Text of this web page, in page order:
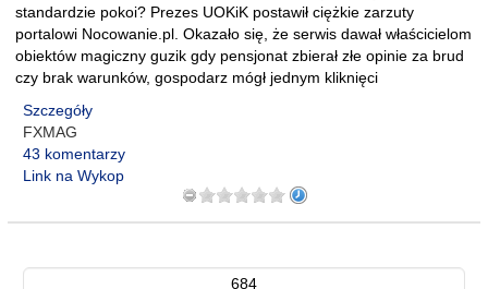
standardzie pokoi? Prezes UOKiK postawił ciężkie zarzuty
portalowi Nocowanie.pl. Okazało się, że serwis dawał właścicielom
obiektów magiczny guzik gdy pensjonat zbierał złe opinie za brud
czy brak warunków, gospodarz mógł jednym kliknięci
Szczegóły
FXMAG
43 komentarzy
Link na Wykop
684